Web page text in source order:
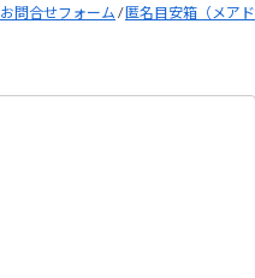
お問合せフォーム /匿名目安箱（メアド